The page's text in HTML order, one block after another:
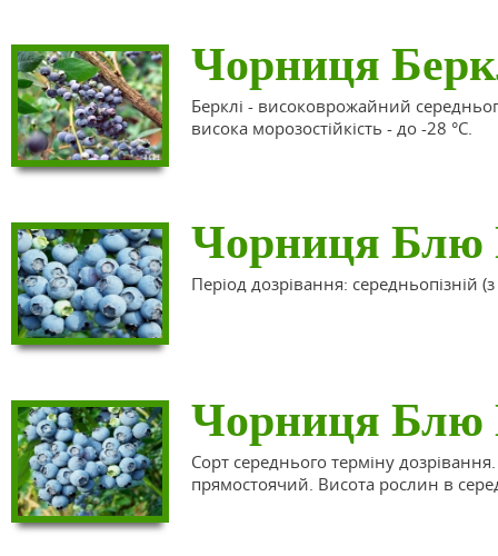
Чорниця
Берклі - високоврожайний
висока морозостійкість - до -28 °C.
Чорниця Блю
Період дозрівання: середньопізній
Чорниця Блю
Сорт середнього терміну
прямостоячий. Висота рослин в